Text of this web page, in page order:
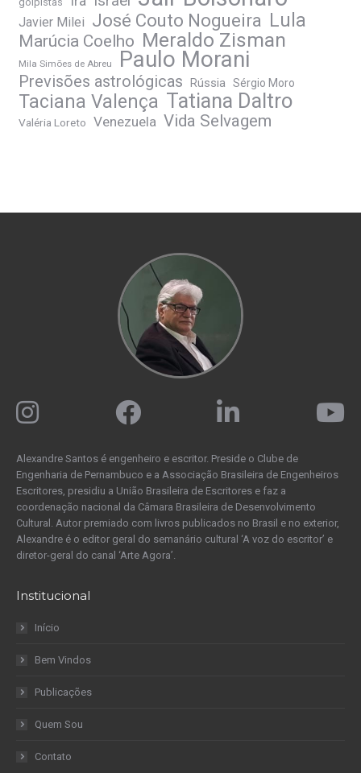
Javier Milei José Couto Nogueira Lula
Marúcia Coelho Meraldo Zisman
Mila Simões de Abreu Paulo Morani
Previsões astrológicas Rússia Sérgio Moro
Taciana Valença Tatiana Daltro
Valéria Loreto Venezuela Vida Selvagem
Alexandre Santos é engenheiro e escritor. Preside o Clube de
Engenharia de Pernambuco e a Associação Brasileira de Engenheiros
Escritores, presidiu a União Brasileira de Escritores e faz a
coordenação nacional da Câmara Brasileira de Desenvolvimento
Cultural. Autor premiado com livros publicados no Brasil e no exterior,
Alexandre é o editor geral do semanário cultural ‘A voz do escritor’ e
diretor-geral do canal ‘Arte Agora’.
Institucional
Início
Bem Vindos
Publicações
Quem Sou
Contato